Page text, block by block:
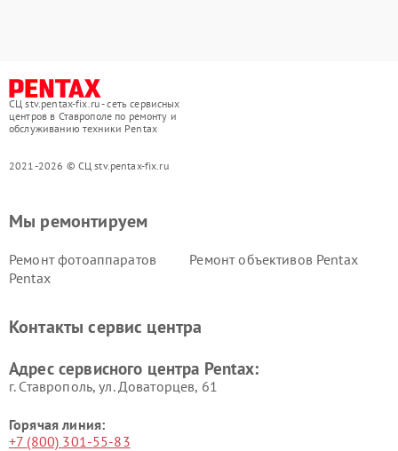
СЦ stv.pentax-fix.ru - сеть сервисных
центров в Ставрополе по ремонту и
обслуживанию техники Pentax
2021-2026 © СЦ stv.pentax-fix.ru
Мы ремонтируем
Ремонт фотоаппаратов
Pentax
Ремонт объективов Pentax
Контакты сервис центра
Адрес сервисного центра Pentax:
г. Ставрополь, ул. Доваторцев, 61
Горячая линия:
+7 (800) 301-55-83